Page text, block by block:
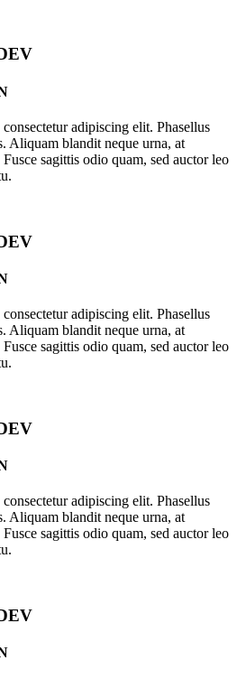
adipiscing elit. Phasellus
Aliquam blandit neque urna, at
sagittis odio quam, sed auctor leo
adipiscing elit. Phasellus
Aliquam blandit neque urna, at
sagittis odio quam, sed auctor leo
adipiscing elit. Phasellus
Aliquam blandit neque urna, at
sagittis odio quam, sed auctor leo